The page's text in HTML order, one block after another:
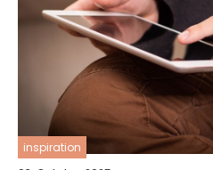
inspiration